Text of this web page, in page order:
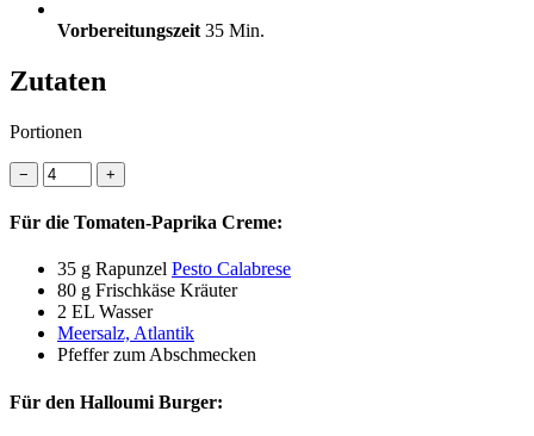
Vorbereitungszeit 35 Min.
Zutaten
Portionen
− +
Für die Tomaten-Paprika Creme:
35 g Rapunzel Pesto Calabrese
80 g Frischkäse Kräuter
2 EL Wasser
Meersalz, Atlantik
Pfeffer zum Abschmecken
Für den Halloumi Burger: